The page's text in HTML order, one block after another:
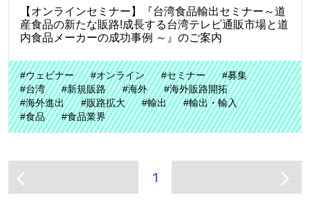
【オンラインセミナー】『台湾食品輸出セミナー～道
産食品の新たな販路!成長する台湾テレビ通販市場と道
内食品メーカーの成功事例 ～』のご案内
#ウェビナー #オンライン #セミナー
#募集
#台湾
#新規販路 #海外
#海外販路開拓
#海外進出
#販路拡大 #輸出
#輸出・輸入
#食品
#食品業界
arrow_back_ios 1 arrow_forward_ios